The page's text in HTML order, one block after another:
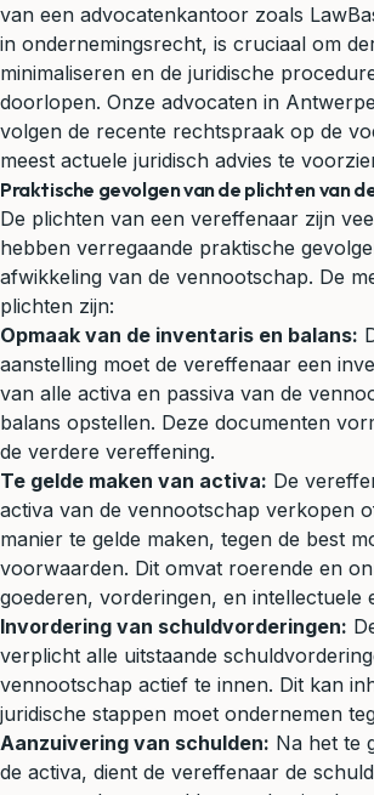
van een advocatenkantoor zoals
in ondernemingsrecht, is cruciaal om
minimaliseren en de juridische
doorlopen. Onze advocaten in
volgen de recente rechtspraak op de
meest actuele juridisch advies te
Praktische gevolgen van de plichten van
De plichten van een vereffenaar zijn
hebben verregaande praktische
afwikkeling van de vennootschap. De
plichten zijn:
Opmaak van de inventaris en balans:
aanstelling moet de vereffenaar een
van alle activa en passiva van de
balans opstellen. Deze documenten
de verdere vereffening.
Te gelde maken van activa: De
activa van de vennootschap verkopen
manier te gelde maken, tegen de best
voorwaarden. Dit omvat roerende en
goederen, vorderingen, en intellectuele
Invordering van schuldvorderingen:
verplicht alle uitstaande
vennootschap actief te innen. Dit kan
juridische stappen moet ondernemen
Aanzuivering van schulden: Na het te
de activa, dient de vereffenaar de